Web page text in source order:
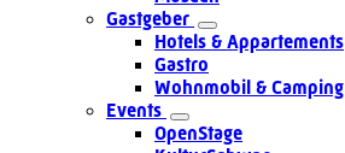
Gastgeber
Hotels & Appartements
Gastro
Wohnmobil & Camping
Events
OpenStage